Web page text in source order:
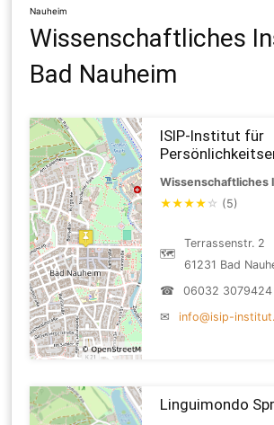
Nauheim
Wissenschaftliches
Bad Nauheim
ISIP-Institut für
Wissenschaftliches
★★★★ ☆ (5)
🗺
Terrassenstr. 2
61231 Bad
☎
06032 3079424
✉
info@isip-
Linguimondo